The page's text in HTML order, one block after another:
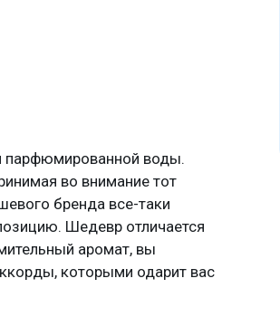
парфюмированной воды.
во внимание тот
бренда все-таки
Шедевр отличается
аромат, вы
которыми одарит вас